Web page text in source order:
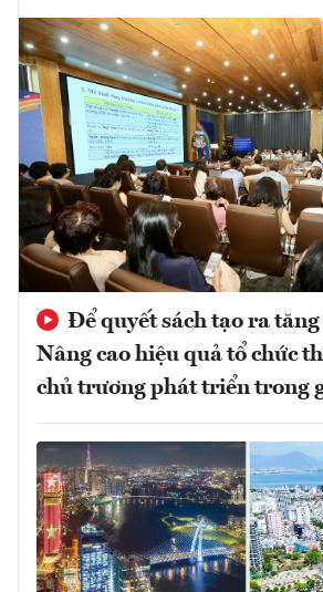
Để quyết sách tạo ra
Nâng cao hiệu quả tổ chức
chủ trương phát triển trong